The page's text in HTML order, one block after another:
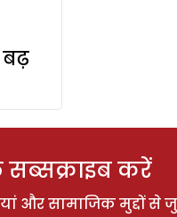
बढ़
सब्सक्राइब करें
और सामाजिक मुद्दों से